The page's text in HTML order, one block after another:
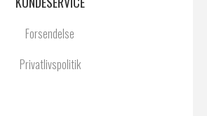
Forsendelse
Privatlivspolitik